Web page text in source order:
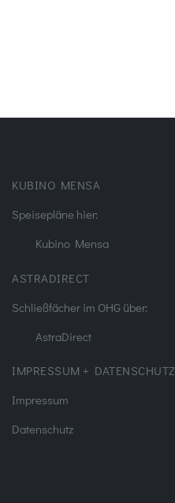
KUBINO MENSA
Speisepläne hier:
Kubino Mensa
ASTRADIRECT
Schließfächer im OHG über:
AstraDirect
IMPRESSUM + DATENSCHUTZ
Impressum
Datenschutz